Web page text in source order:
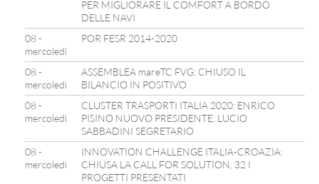
PER MIGLIORARE IL COMFORT A BORDO
DELLE NAVI
08 -
mercoledì
POR FESR 2014-2020
08 -
mercoledì
ASSEMBLEA mareTC FVG: CHIUSO IL
BILANCIO IN POSITIVO
08 -
mercoledì
CLUSTER TRASPORTI ITALIA 2020: ENRICO
PISINO NUOVO PRESIDENTE, LUCIO
SABBADINI SEGRETARIO
08 -
mercoledì
INNOVATION CHALLENGE ITALIA-CROAZIA:
CHIUSA LA CALL FOR SOLUTION, 32 I
PROGETTI PRESENTATI